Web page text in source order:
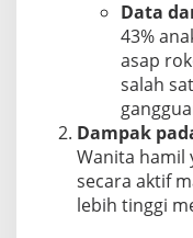
Data
43%
asap
salah
Dampak
Wanita hamil
secara aktif
lebih tinggi